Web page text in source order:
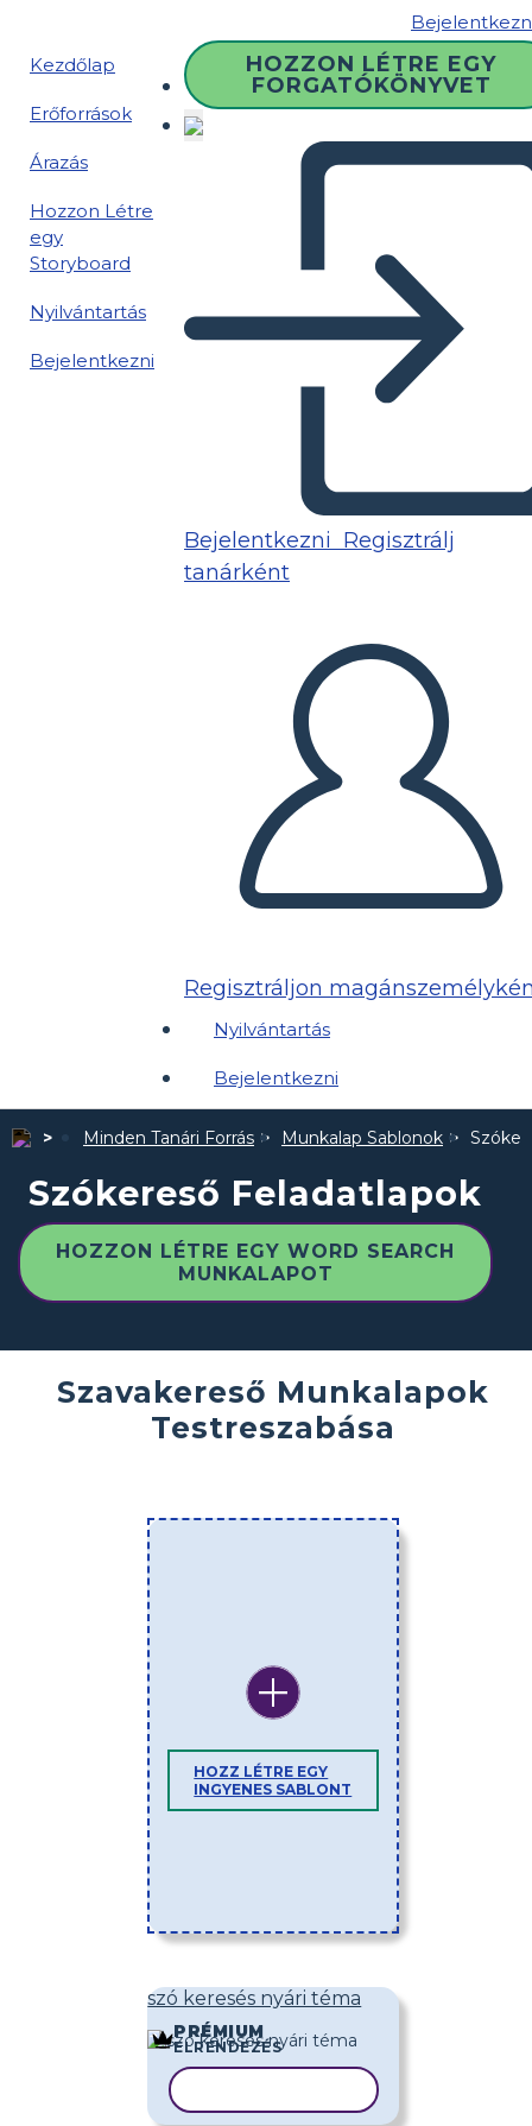
Kezdőlap
Erőforrások
Árazás
Hozzon Létre
egy
Storyboard
Nyilvántartás
Bejelentkezni
HOZZON LÉTRE EGY
FORGATÓKÖNYVET
Bejelentkezni Regisztrálj
tanárként
Regisztráljon
Nyilvántartás
Bejelentkezni
Minden Tanári Forrás Munkalap Sablonok
Szókereső Feladatlapok
HOZZON LÉTRE EGY WORD SEARCH
MUNKALAPOT
Szavakereső Munkalapok
Testreszabása
HOZZ LÉTRE EGY
INGYENES SABLONT
szó keresés nyári téma
PRÉMIUM
ELRENDEZÉS